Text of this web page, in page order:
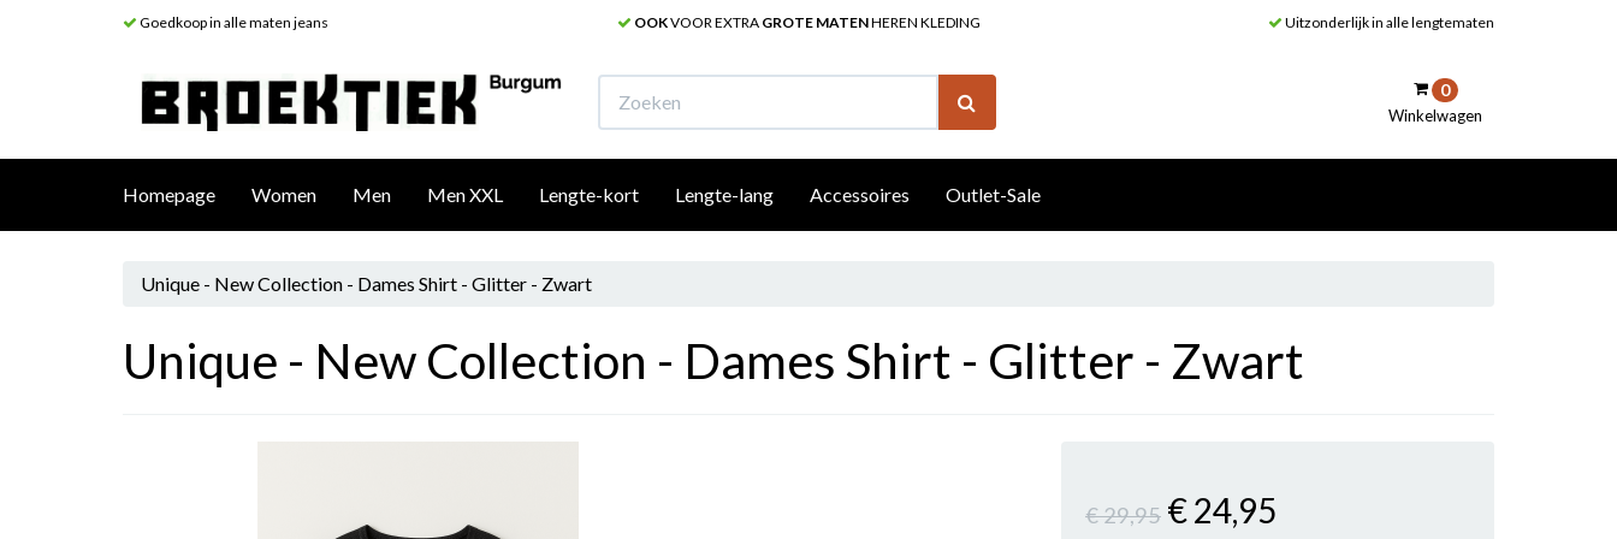
Goedkoop in alle maten jeans OOKVOOR EXTRA GROTE MATENHEREN KLEDING Uitzonderlijk in alle lengtematen
0
Winkelwagen
Homepage Women Men Men XXL Lengte-kort Lengte-lang Accessoires Outlet-Sale
Unique - New Collection - Dames Shirt - Glitter - Zwart
Unique - New Collection - Dames Shirt - Glitter - Zwart
€ 29,95 € 24,95